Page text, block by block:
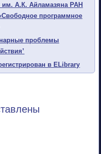
им. А.К. Айламазяна РАН
программное
проблемы
в ELibrary